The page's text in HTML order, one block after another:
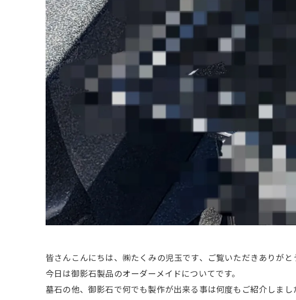
皆さんこんにちは、㈱たくみの児玉です、ご覧いただきありがと
今日は御影石製品のオーダーメイドについてです。
墓石の他、御影石で何でも製作が出来る事は何度もご紹介しま